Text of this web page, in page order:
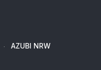
AZUBI NRW